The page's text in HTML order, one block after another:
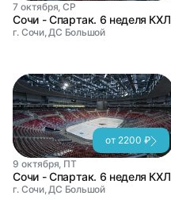
7 октября, СР
Сочи - Спартак. 6 неделя КХЛ
г. Сочи, ДС Большой
от 2200 ₽
9 октября, ПТ
Сочи - Спартак. 6 неделя КХЛ
г. Сочи, ДС Большой